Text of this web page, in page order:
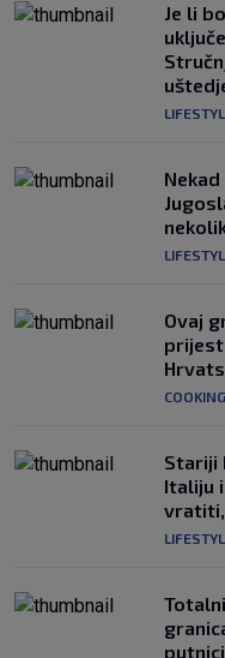
Je li
Ovaj
COOKING
Stariji
Italiju
vratiti,